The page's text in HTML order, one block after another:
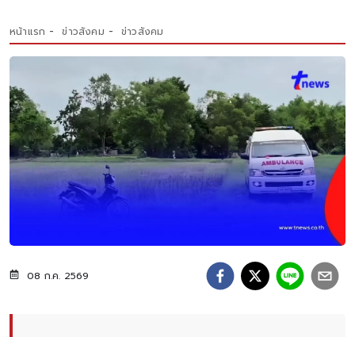
หน้าแรก ข่าวสังคม ข่าวสังคม
08 ก.ค. 2569